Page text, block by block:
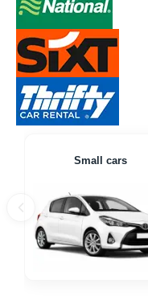
Small cars